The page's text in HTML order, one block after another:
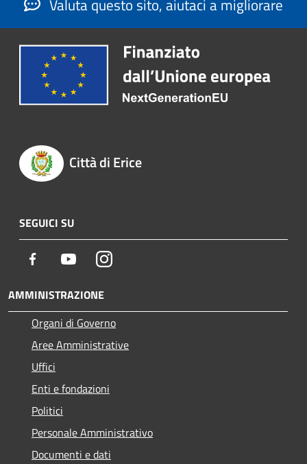
Valuta questo sito, aiutaci a migliorare
Città di Erice
SEGUICI SU
Facebook YoutubeInstagram
AMMINISTRAZIONE
Organi di Governo
Aree Amministrative
Uffici
Enti e fondazioni
Politici
Personale Amministrativo
Documenti e dati